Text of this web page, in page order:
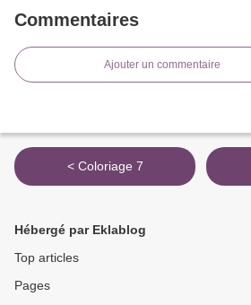
Commentaires
Ajouter un commentaire
< Coloriage 7
Hébergé par Eklablog
Top articles
Pages